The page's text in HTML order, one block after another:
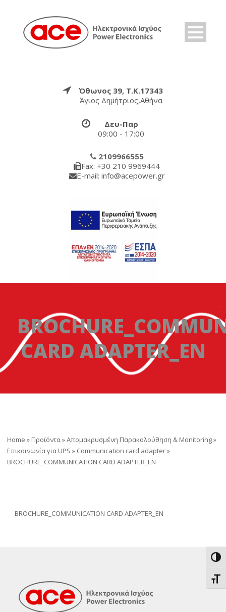
Όθωνος 39, Τ.Κ.17343
Άγιος Δημήτριος,Αθήνα
Δευ-Παρ
09:00 - 17:00
2109966555
Fax: +30 210 9969444
E-mail: info@acepower.gr
CARD ADAPTER_EN
Home » Προϊόντα»Απομακρυσμένη Παρακολούθηση & Monitoring»
Επικοινωνία για UPS » Communication card adapter»
BROCHURE_COMMUNICATION CARD ADAPTER_EN
BROCHURE_COMMUNICATION CARD ADAPTER_EN